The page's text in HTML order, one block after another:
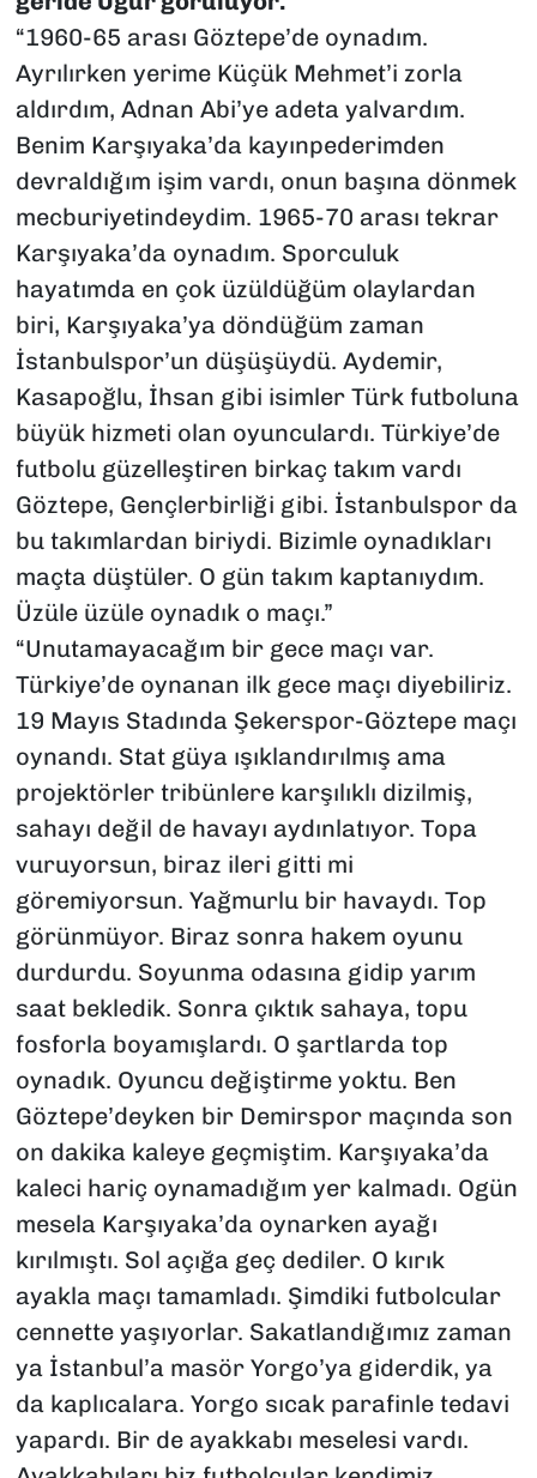
“1960-65 arası Göztepe’de oynadım.
Ayrılırken yerime Küçük Mehmet’i zorla
aldırdım, Adnan Abi’ye adeta yalvardım.
Benim Karşıyaka’da kayınpederimden
devraldığım işim vardı, onun başına dönmek
mecburiyetindeydim. 1965-70 arası tekrar
Karşıyaka’da oynadım. Sporculuk
hayatımda en çok üzüldüğüm olaylardan
biri, Karşıyaka’ya döndüğüm zaman
İstanbulspor’un düşüşüydü. Aydemir,
Kasapoğlu, İhsan gibi isimler Türk futboluna
büyük hizmeti olan oyunculardı. Türkiye’de
futbolu güzelleştiren birkaç takım vardı
Göztepe, Gençlerbirliği gibi. İstanbulspor da
bu takımlardan biriydi. Bizimle oynadıkları
maçta düştüler. O gün takım kaptanıydım.
Üzüle üzüle oynadık o maçı.”
“Unutamayacağım bir gece maçı var.
Türkiye’de oynanan ilk gece maçı diyebiliriz.
19 Mayıs Stadında Şekerspor-Göztepe maçı
oynandı. Stat güya ışıklandırılmış ama
projektörler tribünlere karşılıklı dizilmiş,
sahayı değil de havayı aydınlatıyor. Topa
vuruyorsun, biraz ileri gitti mi
göremiyorsun. Yağmurlu bir havaydı. Top
görünmüyor. Biraz sonra hakem oyunu
durdurdu. Soyunma odasına gidip yarım
saat bekledik. Sonra çıktık sahaya, topu
fosforla boyamışlardı. O şartlarda top
oynadık. Oyuncu değiştirme yoktu. Ben
Göztepe’deyken bir Demirspor maçında son
on dakika kaleye geçmiştim. Karşıyaka’da
kaleci hariç oynamadığım yer kalmadı. Ogün
mesela Karşıyaka’da oynarken ayağı
kırılmıştı. Sol açığa geç dediler. O kırık
ayakla maçı tamamladı. Şimdiki futbolcular
cennette yaşıyorlar. Sakatlandığımız zaman
ya İstanbul’a masör Yorgo’ya giderdik, ya
da kaplıcalara. Yorgo sıcak parafinle tedavi
yapardı. Bir de ayakkabı meselesi vardı.